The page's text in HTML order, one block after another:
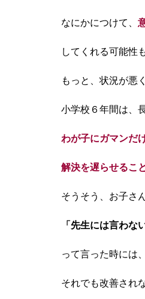
なにかにつけて、
してくれる可能性
もっと、状況が悪
小学校６年間は、
わが子にガマンだ
解決を遅らせるこ
そうそう、お子さ
「先生には言わな
って言った時には
それでも改善され